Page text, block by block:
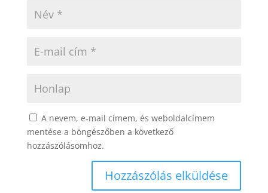
A nevem, e-mail címem, és weboldalcímem
mentése a böngészőben a következő
hozzászólásomhoz.